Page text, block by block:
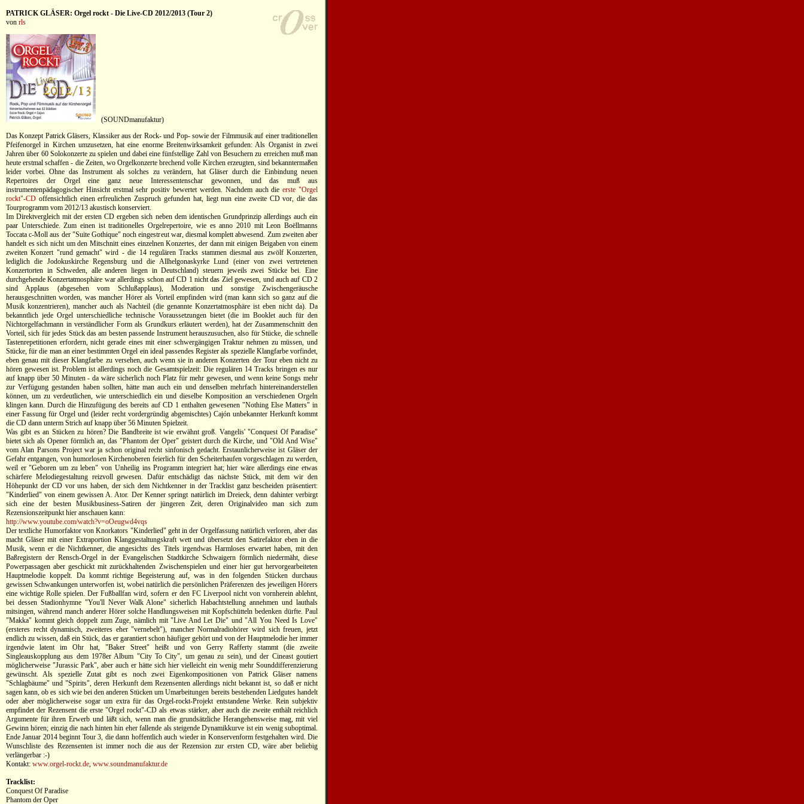
PATRICK GLÄSER: Orgel rockt - Die Live-CD 2012/2013 (Tour 2)
von rls
(SOUNDmanufaktur)
Das Konzept Patrick Gläsers, Klassiker aus der Rock- und Pop- sowie der Filmmusik auf einer traditionellen
Pfeifenorgel in Kirchen umzusetzen, hat eine enorme Breitenwirksamkeit gefunden: Als Organist in zwei
Jahren über 60 Solokonzerte zu spielen und dabei eine fünfstellige Zahl von Besuchern zu erreichen muß man
heute erstmal schaffen - die Zeiten, wo Orgelkonzerte brechend volle Kirchen erzeugten, sind bekanntermaßen
leider vorbei. Ohne das Instrument als solches zu verändern, hat Gläser durch die Einbindung neuen
Repertoires der Orgel eine ganz neue Interessentenschar gewonnen, und das muß aus
instrumentenpädagogischer Hinsicht erstmal sehr positiv bewertet werden. Nachdem auch dieerste "Orgel
rockt"-CD offensichtlich einen erfreulichen Zuspruch gefunden hat, liegt nun eine zweite CD vor, die das
Tourprogramm vom 2012/13 akustisch konserviert.
Im Direktvergleich mit der ersten CD ergeben sich neben dem identischen Grundprinzip allerdings auch ein
paar Unterschiede. Zum einen ist traditionelles Orgelrepertoire, wie es anno 2010 mit Leon Boëllmanns
Toccata c-Moll aus der "Suite Gothique" noch eingestreut war, diesmal komplett abwesend. Zum zweiten aber
handelt es sich nicht um den Mitschnitt eines einzelnen Konzertes, der dann mit einigen Beigaben von einem
zweiten Konzert "rund gemacht" wird - die 14 regulären Tracks stammen diesmal aus zwölf Konzerten,
lediglich die Jodokuskirche Regensburg und die Allhelgonaskyrke Lund (einer von zwei vertretenen
Konzertorten in Schweden, alle anderen liegen in Deutschland) steuern jeweils zwei Stücke bei. Eine
durchgehende Konzertatmosphäre war allerdings schon auf CD 1 nicht das Ziel gewesen, und auch auf CD 2
sind Applaus (abgesehen vom Schlußapplaus), Moderation und sonstige Zwischengeräusche
herausgeschnitten worden, was mancher Hörer als Vorteil empfinden wird (man kann sich so ganz auf die
Musik konzentrieren), mancher auch als Nachteil (die genannte Konzertatmosphäre ist eben nicht da). Da
bekanntlich jede Orgel unterschiedliche technische Voraussetzungen bietet (die im Booklet auch für den
Nichtorgelfachmann in verständlicher Form als Grundkurs erläutert werden), hat der Zusammenschnitt den
Vorteil, sich für jedes Stück das am besten passende Instrument herauszusuchen, also für Stücke, die schnelle
Tastenrepetitionen erfordern, nicht gerade eines mit einer schwergängigen Traktur nehmen zu müssen, und
Stücke, für die man an einer bestimmten Orgel ein ideal passendes Register als spezielle Klangfarbe vorfindet,
eben genau mit dieser Klangfarbe zu versehen, auch wenn sie in anderen Konzerten der Tour eben nicht zu
hören gewesen ist. Problem ist allerdings noch die Gesamtspielzeit: Die regulären 14 Tracks bringen es nur
auf knapp über 50 Minuten - da wäre sicherlich noch Platz für mehr gewesen, und wenn keine Songs mehr
zur Verfügung gestanden haben sollten, hätte man auch ein und denselben mehrfach hintereinanderstellen
können, um zu verdeutlichen, wie unterschiedlich ein und dieselbe Komposition an verschiedenen Orgeln
klingen kann. Durch die Hinzufügung des bereits auf CD 1 enthalten gewesenen "Nothing Else Matters" in
einer Fassung für Orgel und (leider recht vordergründig abgemischtes) Cajón unbekannter Herkunft kommt
die CD dann unterm Strich auf knapp über 56 Minuten Spielzeit.
Was gibt es an Stücken zu hören? Die Bandbreite ist wie erwähnt groß. Vangelis' "Conquest Of Paradise"
bietet sich als Opener förmlich an, das "Phantom der Oper" geistert durch die Kirche, und "Old And Wise"
vom Alan Parsons Project war ja schon original recht sinfonisch gedacht. Erstaunlicherweise ist Gläser der
Gefahr entgangen, von humorlosen Kirchenoberen feierlich für den Scheiterhaufen vorgeschlagen zu werden,
weil er "Geboren um zu leben" von Unheilig ins Programm integriert hat; hier wäre allerdings eine etwas
schärfere Melodiegestaltung reizvoll gewesen. Dafür entschädigt das nächste Stück, mit dem wir den
Höhepunkt der CD vor uns haben, der sich dem Nichtkenner in der Tracklist ganz bescheiden präsentiert:
"Kinderlied" von einem gewissen A. Ator. Der Kenner springt natürlich im Dreieck, denn dahinter verbirgt
sich eine der besten Musikbusiness-Satiren der jüngeren Zeit, deren Originalvideo man sich zum
Rezensionszeitpunkt hier anschauen kann:
http://www.youtube.com/watch?v=oOeugwd4vqs
Der textliche Humorfaktor von Knorkators "Kinderlied" geht in der Orgelfassung natürlich verloren, aber das
macht Gläser mit einer Extraportion Klanggestaltungskraft wett und übersetzt den Satirefaktor eben in die
Musik, wenn er die Nichtkenner, die angesichts des Titels irgendwas Harmloses erwartet haben, mit den
Baßregistern der Rensch-Orgel in der Evangelischen Stadtkirche Schwaigern förmlich niedermäht, diese
Powerpassagen aber geschickt mit zurückhaltenden Zwischenspielen und einer hier gut hervorgearbeiteten
Hauptmelodie koppelt. Da kommt richtige Begeisterung auf, was in den folgenden Stücken durchaus
gewissen Schwankungen unterworfen ist, wobei natürlich die persönlichen Präferenzen des jeweiligen Hörers
eine wichtige Rolle spielen. Der Fußballfan wird, sofern er den FC Liverpool nicht von vornherein ablehnt,
bei dessen Stadionhymne "You'll Never Walk Alone" sicherlich Habachtstellung annehmen und lauthals
mitsingen, während manch anderer Hörer solche Handlungsweisen mit Kopfschütteln bedenken dürfte. Paul
"Makka" kommt gleich doppelt zum Zuge, nämlich mit "Live And Let Die" und "All You Need Is Love"
(ersteres recht dynamisch, zweiteres eher "vernebelt"), mancher Normalradiohörer wird sich freuen, jetzt
endlich zu wissen, daß ein Stück, das er garantiert schon häufiger gehört und von der Hauptmelodie her immer
irgendwie latent im Ohr hat, "Baker Street" heißt und von Gerry Rafferty stammt (die zweite
Singleauskopplung aus dem 1978er Album "City To City", um genau zu sein), und der Cineast goutiert
möglicherweise "Jurassic Park", aber auch er hätte sich hier vielleicht ein wenig mehr Sounddifferenzierung
gewünscht. Als spezielle Zutat gibt es noch zwei Eigenkompositionen von Patrick Gläser namens
"Schlagbäume" und "Spirits", deren Herkunft dem Rezensenten allerdings nicht bekannt ist, so daß er nicht
sagen kann, ob es sich wie bei den anderen Stücken um Umarbeitungen bereits bestehenden Liedgutes handelt
oder aber möglicherweise sogar um extra für das Orgel-rockt-Projekt entstandene Werke. Rein subjektiv
empfindet der Rezensent die erste "Orgel rockt"-CD als etwas stärker, aber auch die zweite enthält reichlich
Argumente für ihren Erwerb und läßt sich, wenn man die grundsätzliche Herangehensweise mag, mit viel
Gewinn hören; einzig die nach hinten hin eher fallende als steigende Dynamikkurve ist ein wenig suboptimal.
Ende Januar 2014 beginnt Tour 3, die dann hoffentlich auch wieder in Konservenform festgehalten wird. Die
Wunschliste des Rezensenten ist immer noch die aus der Rezension zur ersten CD, wäre aber beliebig
verlängerbar :-)
Kontakt: www.orgel-rockt.de, www.soundmanufaktur.de
Tracklist:
Conquest Of Paradise
Phantom der Oper